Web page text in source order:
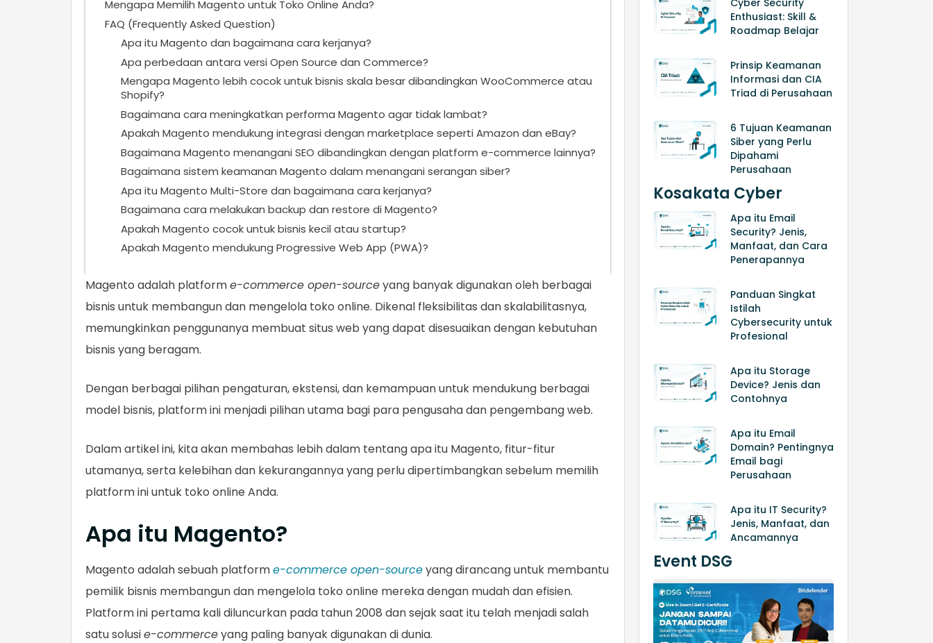
Mengapa Memilih Magento untuk Toko Online Anda?
FAQ (Frequently Asked Question)
Apa itu Magento dan bagaimana cara kerjanya?
Apa perbedaan antara versi Open Source dan Commerce?
Mengapa Magento lebih cocok untuk bisnis skala besar dibandingkan WooCommerce atau
Shopify?
Bagaimana cara meningkatkan performa Magento agar tidak lambat?
Apakah Magento mendukung integrasi dengan marketplace seperti Amazon dan eBay?
Bagaimana Magento menangani SEO dibandingkan dengan platform e-commerce lainnya?
Bagaimana sistem keamanan Magento dalam menangani serangan siber?
Apa itu Magento Multi-Store dan bagaimana cara kerjanya?
Bagaimana cara melakukan backup dan restore di Magento?
Apakah Magento cocok untuk bisnis kecil atau startup?
Apakah Magento mendukung Progressive Web App (PWA)?
Magento adalah platforme-commerce open-sourceyang banyak digunakan oleh berbagai
bisnis untuk membangun dan mengelola toko online. Dikenal fleksibilitas dan skalabilitasnya,
memungkinkan penggunanya membuat situs web yang dapat disesuaikan dengan kebutuhan
bisnis yang beragam.
Dengan berbagai pilihan pengaturan, ekstensi, dan kemampuan untuk mendukung berbagai
model bisnis, platform ini menjadi pilihan utama bagi para pengusaha dan pengembang web.
Dalam artikel ini, kita akan membahas lebih dalam tentang apa itu Magento, fitur-fitur
utamanya, serta kelebihan dan kekurangannya yang perlu dipertimbangkan sebelum memilih
platform ini untuk toko online Anda.
Apa itu Magento?
Magento adalah sebuah platforme-commerce open-sourceyang dirancang untuk membantu
pemilik bisnis membangun dan mengelola toko online mereka dengan mudah dan efisien.
Platform ini pertama kali diluncurkan pada tahun 2008 dan sejak saat itu telah menjadi salah
satu solusie-commerceyang paling banyak digunakan di dunia.
Cyber Security
Enthusiast: Skill &
Roadmap Belajar
Prinsip Keamanan
Informasi dan CIA
Triad di Perusahaan
6 Tujuan Keamanan
Siber yang Perlu
Dipahami
Perusahaan
Kosakata Cyber
Apa itu Email
Security? Jenis,
Manfaat, dan Cara
Penerapannya
Panduan Singkat
Istilah
Cybersecurity untuk
Profesional
Apa itu Storage
Device? Jenis dan
Contohnya
Apa itu Email
Domain? Pentingnya
Email bagi
Perusahaan
Apa itu IT Security?
Jenis, Manfaat, dan
Ancamannya
Event DSG